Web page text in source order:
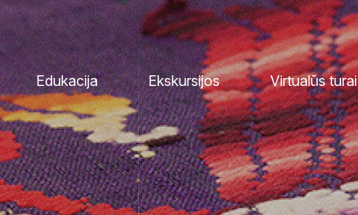
Edukacija Ekskursijos Virtualūs turai